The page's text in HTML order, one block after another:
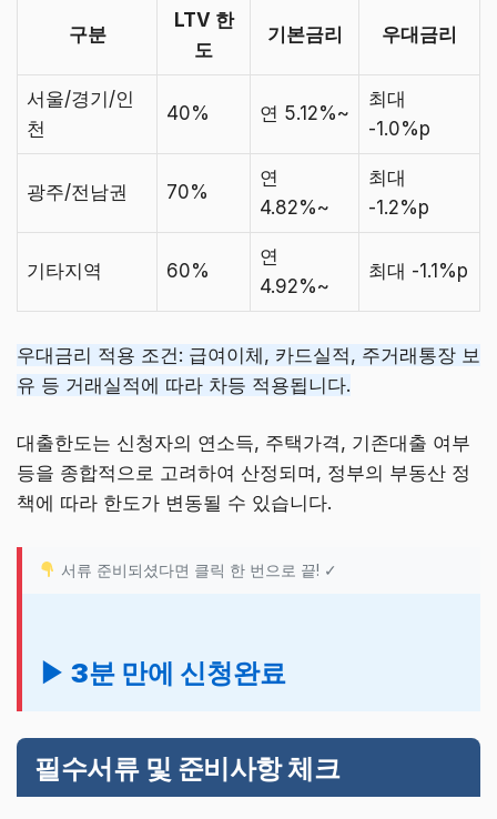
구분
LTV 한
도
기본금리 우대금리
서울/경기/인
천
40% 연 5.12%~
최대
-1.0%p
광주/전남권 70%
연
4.82%~
최대
-1.2%p
기타지역 60%
연
4.92%~
최대 -1.1%p
우대금리 적용 조건: 급여이체, 카드실적, 주거래통장 보
유 등 거래실적에 따라 차등 적용됩니다.
대출한도는 신청자의 연소득, 주택가격, 기존대출 여부
등을 종합적으로 고려하여 산정되며, 정부의 부동산 정
책에 따라 한도가 변동될 수 있습니다.
서류 준비되셨다면 클릭 한 번으로 끝! ✓
▶ 3분 만에 신청완료
필수서류 및 준비사항 체크